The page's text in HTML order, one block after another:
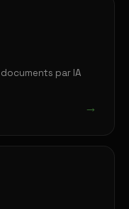
par IA
→